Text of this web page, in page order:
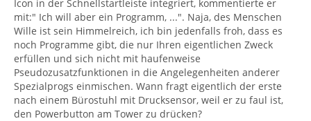
Icon in der Schnellstartleiste integriert, kommentierte er
mit:" Ich will aber ein Programm, ...". Naja, des Menschen
Wille ist sein Himmelreich, ich bin jedenfalls froh, dass es
noch Programme gibt, die nur Ihren eigentlichen Zweck
erfüllen und sich nicht mit haufenweise
Pseudozusatzfunktionen in die Angelegenheiten anderer
Spezialprogs einmischen. Wann fragt eigentlich der erste
nach einem Bürostuhl mit Drucksensor, weil er zu faul ist,
den Powerbutton am Tower zu drücken?